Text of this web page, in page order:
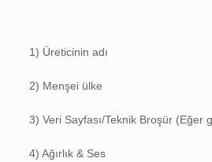
1) Üreticinin adı
2) Menşei ülke
3) Veri Sayfası/Teknik Broşür (Eğer
4) Ağırlık & Ses